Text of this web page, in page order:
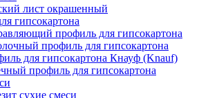
лист окрашенный
гипсокартона
профиль для гипсокартона
профиль для гипсокартона
для гипсокартона Кнауф (Knauf)
профиль для гипсокартона
сухие смеси